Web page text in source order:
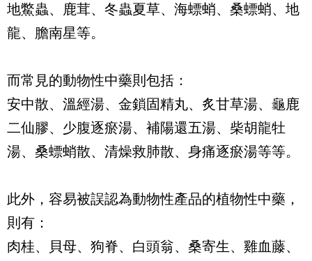
地鱉蟲、鹿茸、冬蟲夏草、海螵蛸、桑螵蛸、地
龍、膽南星等。
而常見的動物性中藥則包括：
安中散、溫經湯、金鎖固精丸、炙甘草湯、龜鹿
二仙膠、少腹逐瘀湯、補陽還五湯、柴胡龍牡
湯、桑螵蛸散、清燥救肺散、身痛逐瘀湯等等。
此外，容易被誤認為動物性產品的植物性中藥，
則有：
肉桂、貝母、狗脊、白頭翁、桑寄生、雞血藤、